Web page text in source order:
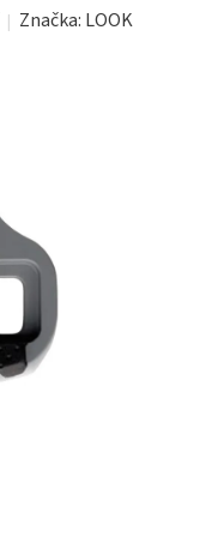
Značka: LOOK